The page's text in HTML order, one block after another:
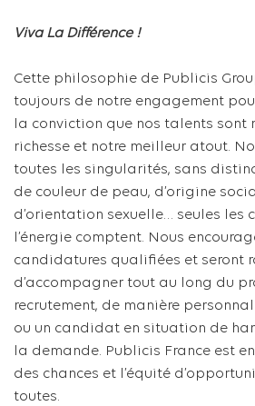
Viva La Différence !
Cette philosophie de Publicis
toujours de notre engagement
la conviction que nos talents sont
richesse et notre meilleur atout.
toutes les singularités, sans
de couleur de peau, d’origine
d’orientation sexuelle… seules les
l’énergie comptent. Nous
candidatures qualifiées et seront
d’accompagner tout au long du
recrutement, de manière
ou un candidat en situation de
la demande. Publicis France est
des chances et l’équité
toutes.